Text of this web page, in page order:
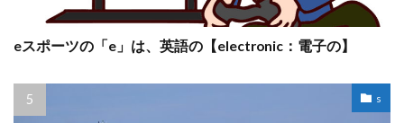
eスポーツの「e」は、英語の【electronic：電子の】
s